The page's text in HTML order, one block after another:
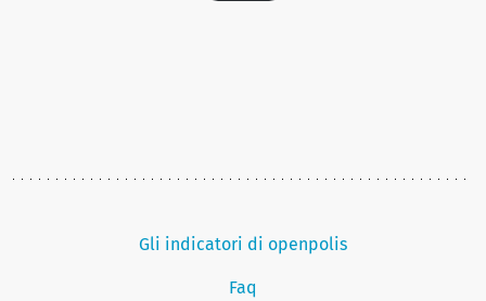
Gli indicatori di openpolis
Faq